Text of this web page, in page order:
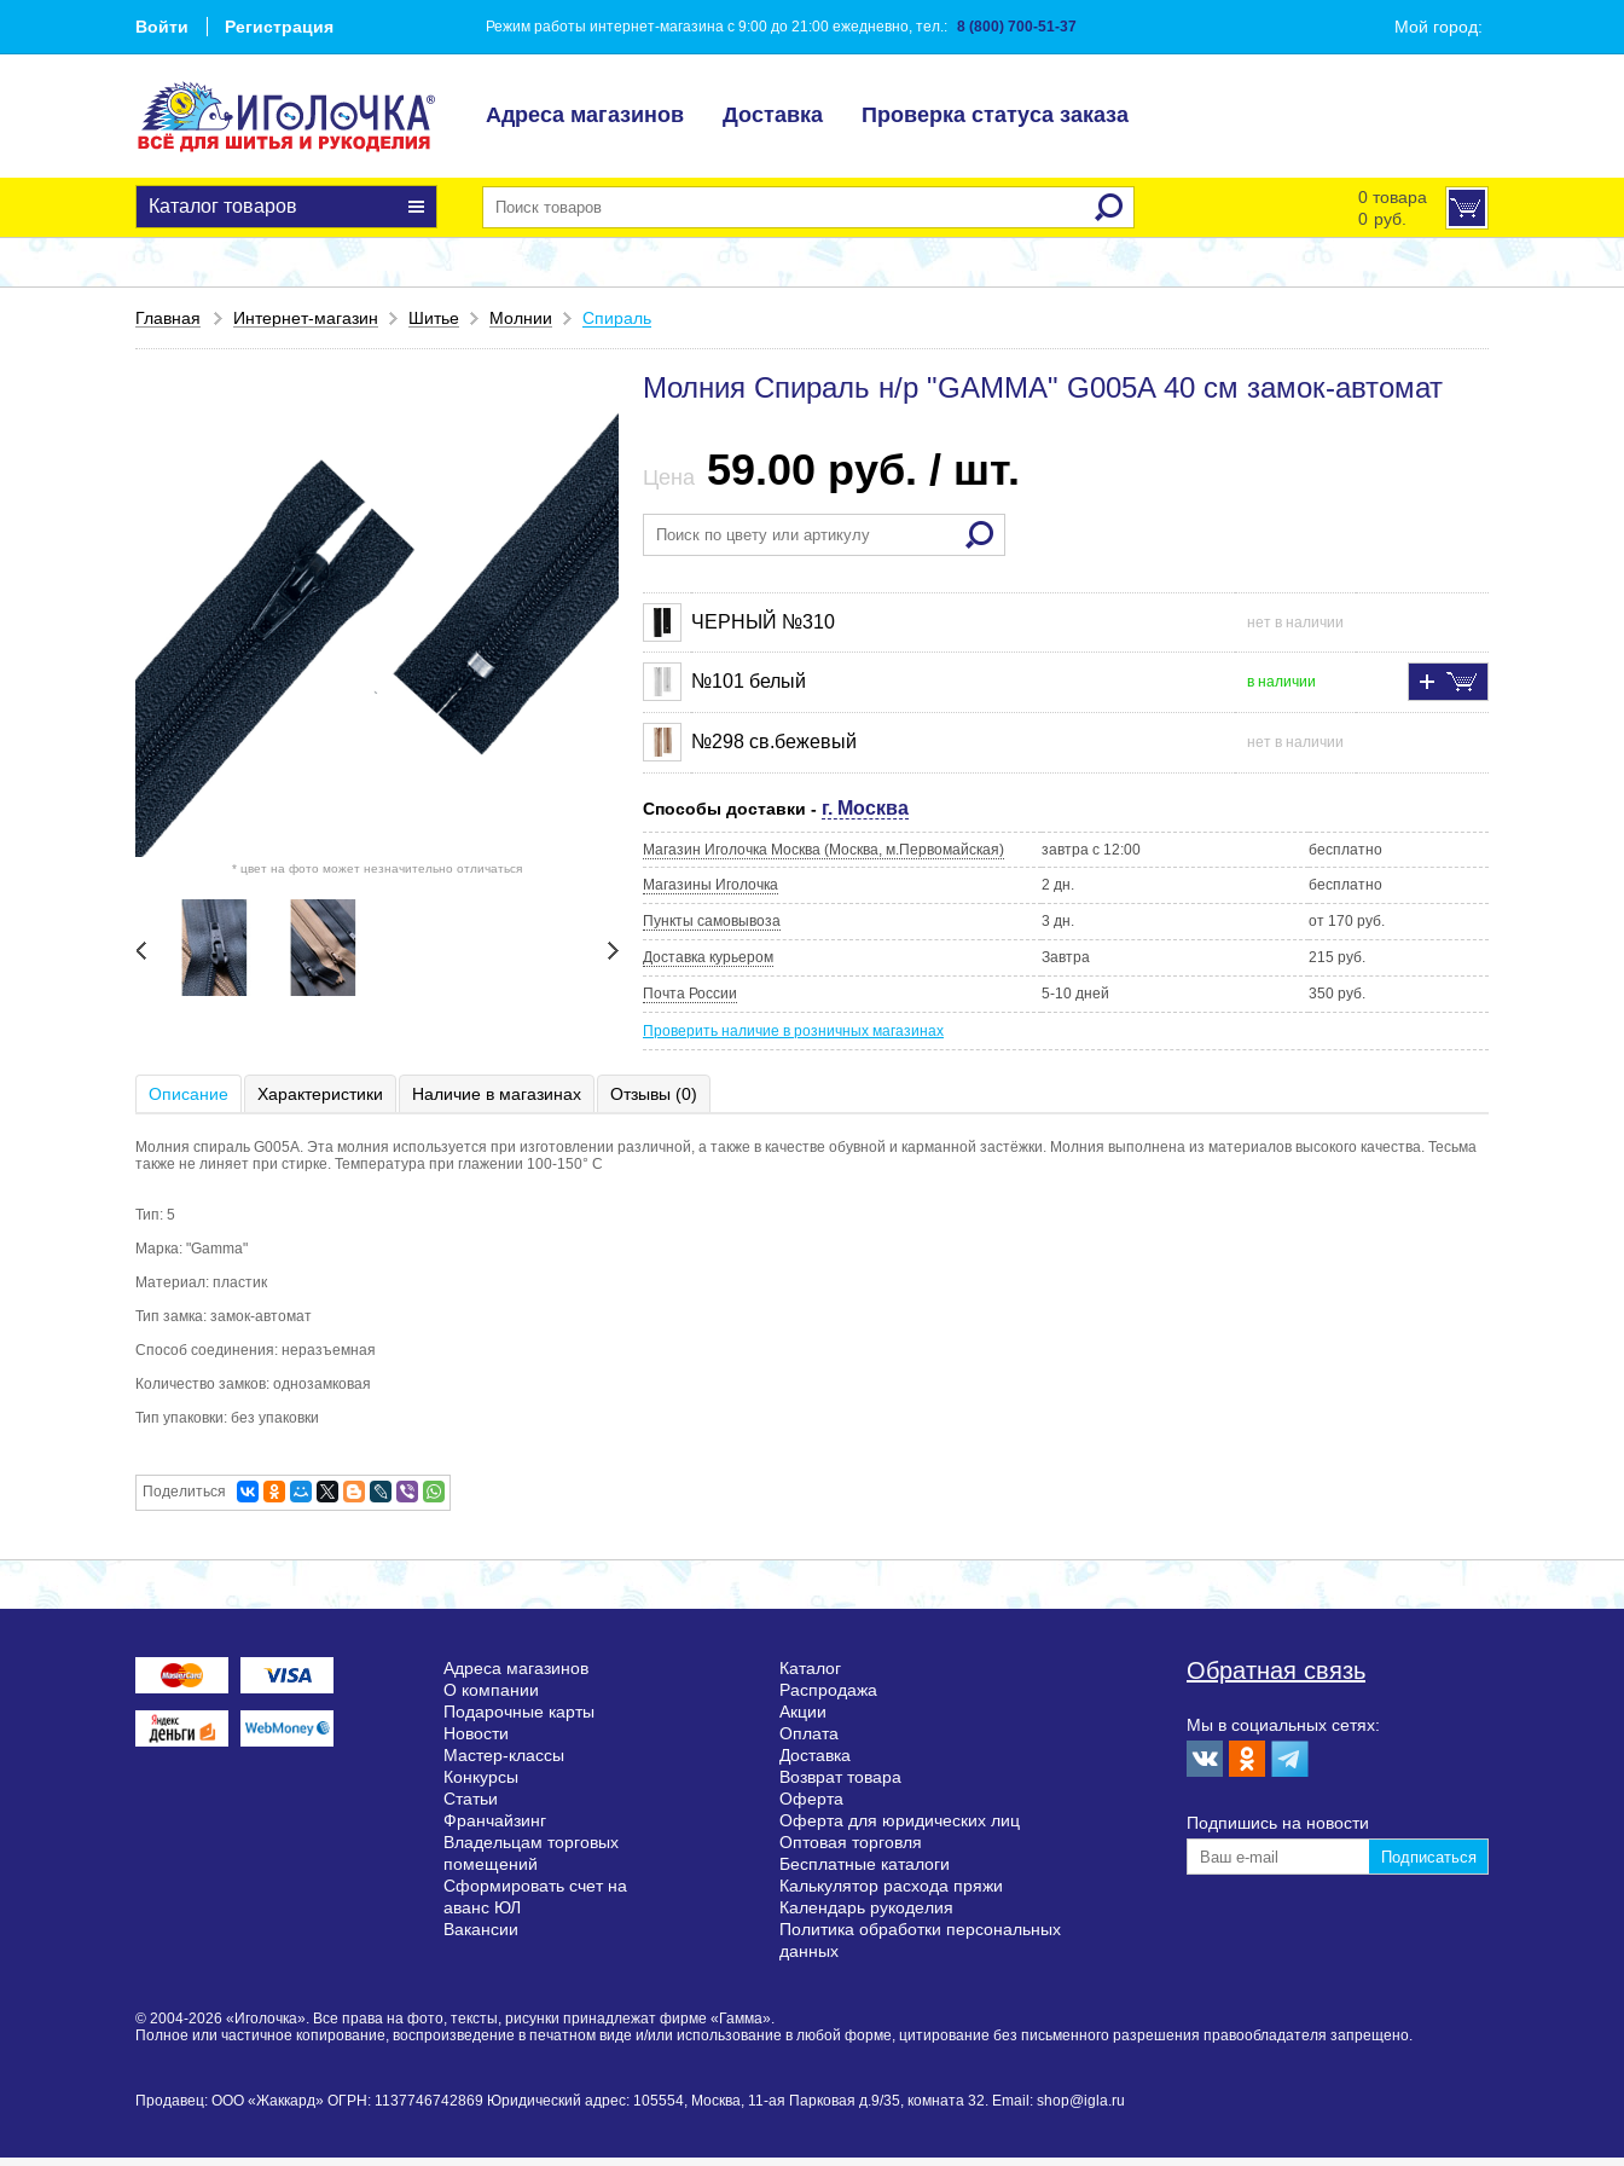
Войти Регистрация Режим работы интернет-магазина с 9:00 до 21:00 ежедневно, тел.: 8 (800) 700-51-37 Мой город:
Адреса магазинов Доставка Проверка статуса заказа
Каталог товаров
0 товара
0 руб.
Главная Интернет-магазин Шитье Молнии Спираль
* цвет на фото может незначительно отличаться
Молния Спираль н/р "GAMMA" G005A 40 см замок-автомат
Цена 59.00 руб. / шт.
ЧЕРНЫЙ №310 нет в наличии
№101 белый в наличии
№298 св.бежевый нет в наличии
Способы доставки - г. Москва
Магазин Иголочка Москва (Москва, м.Первомайская) завтра с 12:00 бесплатно
Магазины Иголочка 2 дн. бесплатно
Пункты самовывоза 3 дн. от 170 руб.
Доставка курьером Завтра 215 руб.
Почта России 5-10 дней 350 руб.
Проверить наличие в розничных магазинах
Описание Характеристики Наличие в магазинах Отзывы (0)
Молния спираль G005A. Эта молния используется при изготовлении различной, а также в качестве обувной и карманной застёжки. Молния выполнена из материалов высокого качества. Тесьма
также не линяет при стирке. Температура при глажении 100-150° С
Тип: 5
Марка: "Gamma"
Материал: пластик
Тип замка: замок-автомат
Способ соединения: неразъемная
Количество замков: однозамковая
Тип упаковки: без упаковки
Поделиться
Адреса магазинов
О компании
Подарочные карты
Новости
Мастер-классы
Конкурсы
Статьи
Франчайзинг
Владельцам торговых
помещений
Сформировать счет на
аванс ЮЛ
Вакансии
Каталог
Распродажа
Акции
Оплата
Доставка
Возврат товара
Оферта
Оферта для юридических лиц
Оптовая торговля
Бесплатные каталоги
Калькулятор расхода пряжи
Календарь рукоделия
Политика обработки персональных
данных
Обратная связь
Мы в социальных сетях:
Подпишиcь на новости
© 2004-2026 «Иголочка». Все права на фото, тексты, рисунки принадлежат фирме «Гамма».
Полное или частичное копирование, воспроизведение в печатном виде и/или использование в любой форме, цитирование без письменного разрешения правообладателя запрещено.
Продавец: ООО «Жаккард» ОГРН: 1137746742869 Юридический адрес: 105554, Москва, 11-ая Парковая д.9/35, комната 32. Email: shop@igla.ru